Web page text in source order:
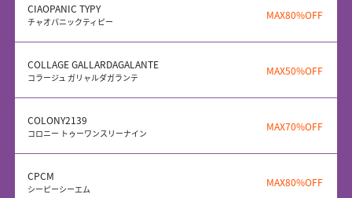
CIAOPANIC TYPY
チャオパニックティピー
MAX80%OFF
COLLAGE GALLARDAGALANTE
コラージュ ガリャルダガランテ
MAX50%OFF
COLONY2139
コロニー トゥーワンスリーナイン
MAX70%OFF
CPCM
シーピーシーエム
MAX80%OFF